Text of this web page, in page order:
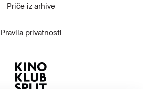
Priče iz arhive
Pravila privatnosti